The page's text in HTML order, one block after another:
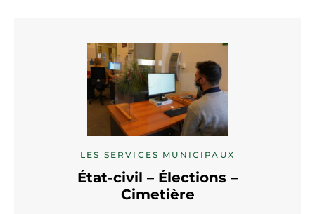
LES SERVICES MUNICIPAUX
État-civil – Élections –
Cimetière